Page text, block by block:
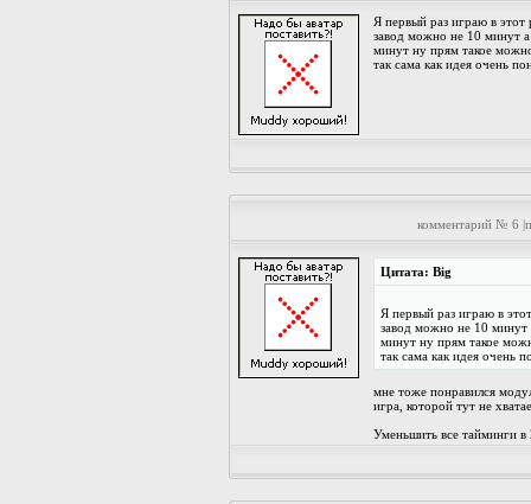
Я первый раз играю в
завод можно не 10 минут
минут ну прям такое
так сама как идея очень
комментарий № 6
Цитата: Big
Я первый раз играю в
завод можно не 10 минут
минут ну прям такое
так сама как идея очень
мне тоже понравился
игра, которой тут не
Уменьшить все тайминги в